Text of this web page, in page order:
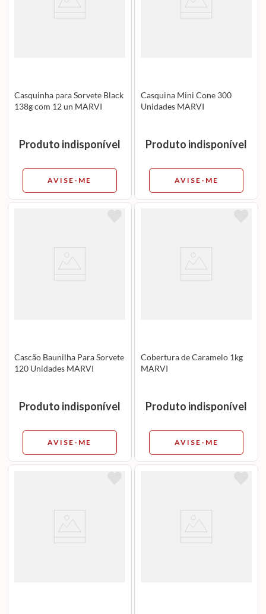
Casquinha para Sorvete Black
138g com 12 un MARVI
Produto indisponível
AVISE-ME
Casquina Mini Cone 300
Unidades MARVI
Produto indisponível
AVISE-ME
Cascão Baunilha Para Sorvete
120 Unidades MARVI
Produto indisponível
AVISE-ME
Cobertura de Caramelo 1kg
MARVI
Produto indisponível
AVISE-ME